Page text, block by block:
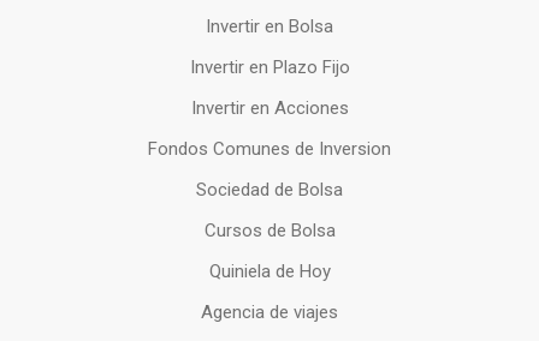
Invertir en Bolsa
Invertir en Plazo Fijo
Invertir en Acciones
Fondos Comunes de Inversion
Sociedad de Bolsa
Cursos de Bolsa
Quiniela de Hoy
Agencia de viajes